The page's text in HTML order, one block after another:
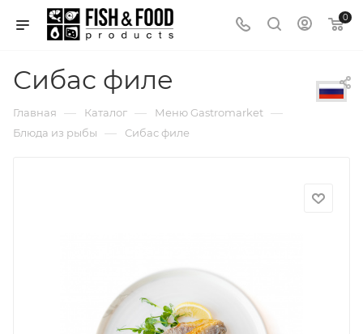
0
Сибас филе
Главная — Каталог — Меню Gastromarket —
Блюда из рыбы — Сибас филе